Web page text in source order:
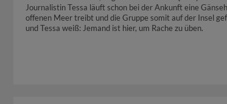
Journalistin Tessa läuft schon bei der Ankunft eine
offenen Meer treibt und die Gruppe somit auf der Insel
und Tessa weiß: Jemand ist hier, um Rache zu üben.